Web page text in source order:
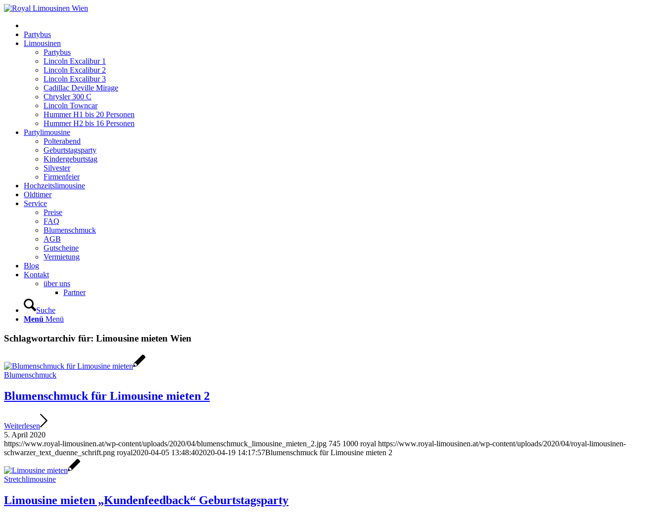
Partybus
Limousinen
Partybus
Lincoln Excalibur 1
Lincoln Excalibur 2
Lincoln Excalibur 3
Cadillac Deville Mirage
Chrysler 300 C
Lincoln Towncar
Hummer H1 bis 20 Personen
Hummer H2 bis 16 Personen
Partylimousine
Polterabend
Geburtstagsparty
Kindergeburtstag
Silvester
Firmenfeier
Hochzeitslimousine
Oldtimer
Service
Preise
FAQ
Blumenschmuck
AGB
Gutscheine
Vermietung
Blog
Kontakt
über uns
Partner
Suche
Menü Menü
Schlagwortarchiv für: Limousine mieten Wien
Blumenschmuck
Blumenschmuck für Limousine mieten 2
Weiterlesen
5. April 2020
https://www.royal-limousinen.at/wp-content/uploads/2020/04/blumenschmuck_limousine_mieten_2.jpg 745 1000 royal https://www.royal-limousinen.at/wp-content/uploads/2020/04/royal-limousinen-
schwarzer_text_duenne_schrift.png royal2020-04-05 13:48:402020-04-19 14:17:57Blumenschmuck für Limousine mieten 2
Stretchlimousine
Limousine mieten „Kundenfeedback“ Geburtstagsparty